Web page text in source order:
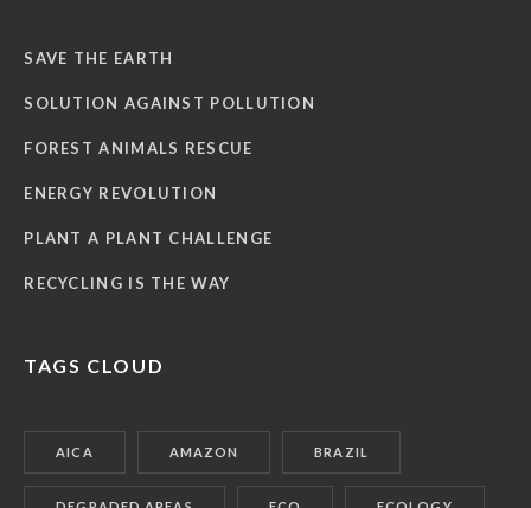
SAVE THE EARTH
SOLUTION AGAINST POLLUTION
FOREST ANIMALS RESCUE
ENERGY REVOLUTION
PLANT A PLANT CHALLENGE
RECYCLING IS THE WAY
TAGS CLOUD
AICA AMAZON BRAZIL